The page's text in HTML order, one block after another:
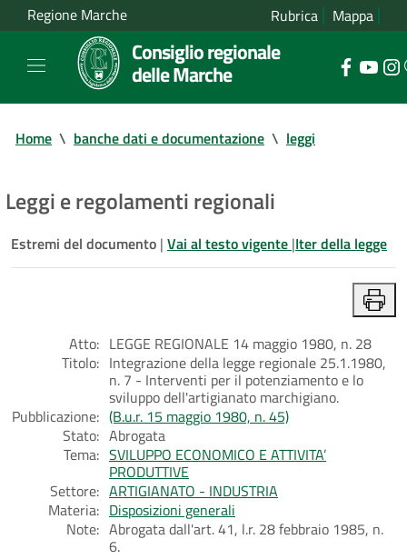
Regione Marche Rubrica Mappa
Consiglio regionale
delle Marche
Home \ banche dati e documentazione \ leggi
Leggi e regolamenti regionali
Estremi del documento | Vai al testo vigente |Iter della legge
Atto: LEGGE REGIONALE 14 maggio 1980, n. 28
Titolo: Integrazione della legge regionale 25.1.1980,
n. 7 - Interventi per il potenziamento e lo
sviluppo dell'artigianato marchigiano.
Pubblicazione: (B.u.r. 15 maggio 1980, n. 45)
Stato: Abrogata
Tema: SVILUPPO ECONOMICO E ATTIVITA’
PRODUTTIVE
Settore: ARTIGIANATO - INDUSTRIA
Materia: Disposizioni generali
Note: Abrogata dall'art. 41, l.r. 28 febbraio 1985, n.
6.